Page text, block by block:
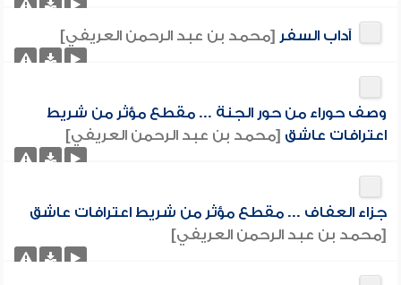
آداب السفر [محمد بن عبد الرحمن العريفي]
وصف حوراء من حور الجنة ... مقطع مؤثر من شريط
اعترافات عاشق [محمد بن عبد الرحمن العريفي]
جزاء العفاف ... مقطع مؤثر من شريط اعترافات عاشق
[محمد بن عبد الرحمن العريفي]